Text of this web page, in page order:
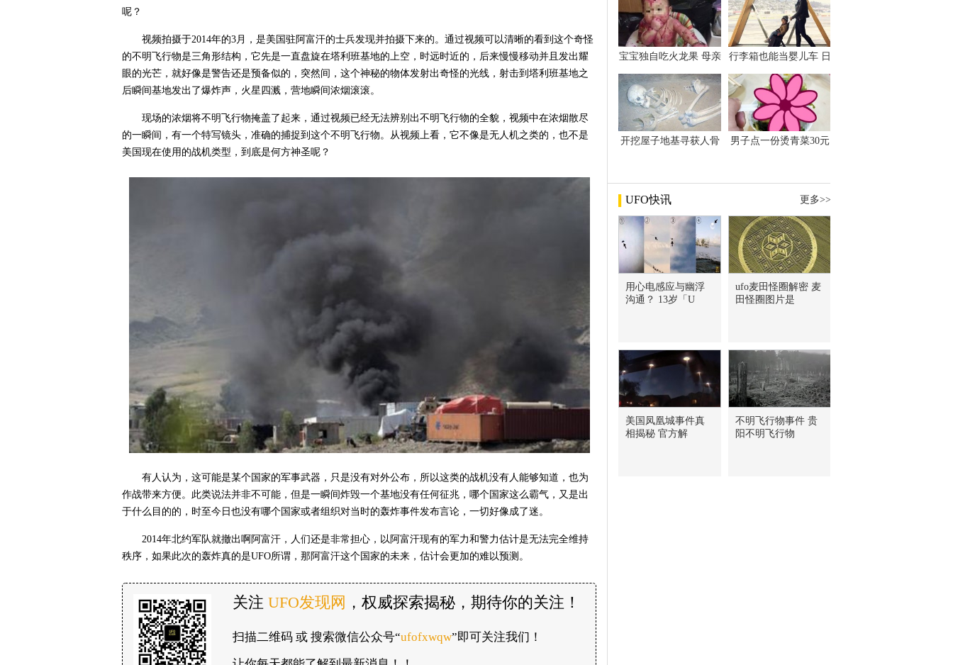
呢？
视频拍摄于2014年的3月，是美国驻阿富汗的士兵发现并拍摄下来的。通过视频可以清晰的看到这个奇怪
的不明飞行物是三角形结构，它先是一直盘旋在塔利班基地的上空，时远时近的，后来慢慢移动并且发出耀
眼的光芒，就好像是警告还是预备似的，突然间，这个神秘的物体发射出奇怪的光线，射击到塔利班基地之
后瞬间基地发出了爆炸声，火星四溅，营地瞬间浓烟滚滚。
现场的浓烟将不明飞行物掩盖了起来，通过视频已经无法辨别出不明飞行物的全貌，视频中在浓烟散尽
的一瞬间，有一个特写镜头，准确的捕捉到这个不明飞行物。从视频上看，它不像是无人机之类的，也不是
美国现在使用的战机类型，到底是何方神圣呢？
有人认为，这可能是某个国家的军事武器，只是没有对外公布，所以这类的战机没有人能够知道，也为
作战带来方便。此类说法并非不可能，但是一瞬间炸毁一个基地没有任何征兆，哪个国家这么霸气，又是出
于什么目的的，时至今日也没有哪个国家或者组织对当时的轰炸事件发布言论，一切好像成了迷。
2014年北约军队就撤出啊阿富汗，人们还是非常担心，以阿富汗现有的军力和警力估计是无法完全维持
秩序，如果此次的轰炸真的是UFO所谓，那阿富汗这个国家的未来，估计会更加的难以预测。
关注 UFO发现网 ，权威探索揭秘，期待你的关注！
扫描二维码 或 搜索微信公众号“ufofxwqw”即可关注我们！
宝宝独自吃火龙果 母亲
行李箱也能当婴儿车 日
开挖屋子地基寻获人骨
男子点一份烫青菜30元
UFO快讯 更多>>
用心电感应与幽浮
沟通？ 13岁「U
ufo麦田怪圈解密 麦
田怪圈图片是
美国凤凰城事件真
相揭秘 官方解
不明飞行物事件 贵
阳不明飞行物